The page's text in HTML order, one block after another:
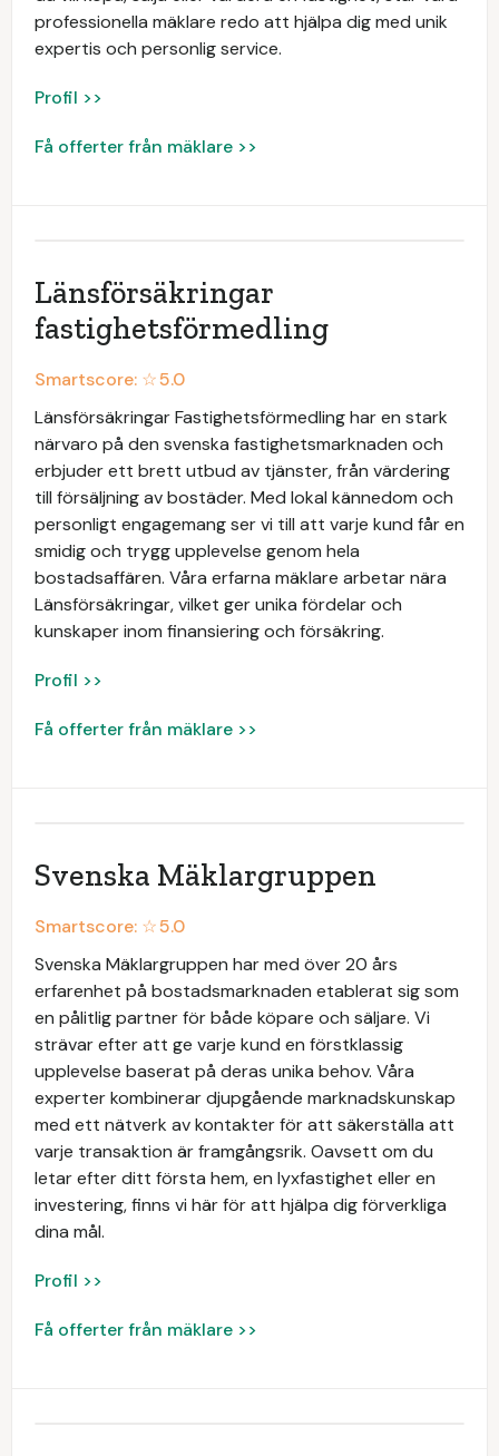
professionella mäklare redo att hjälpa dig med unik
expertis och personlig service.
Profil >>
Få offerter från mäklare >>
Länsförsäkringar
fastighetsförmedling
Smartscore: ☆5.0
Länsförsäkringar Fastighetsförmedling har en stark
närvaro på den svenska fastighetsmarknaden och
erbjuder ett brett utbud av tjänster, från värdering
till försäljning av bostäder. Med lokal kännedom och
personligt engagemang ser vi till att varje kund får en
smidig och trygg upplevelse genom hela
bostadsaffären. Våra erfarna mäklare arbetar nära
Länsförsäkringar, vilket ger unika fördelar och
kunskaper inom finansiering och försäkring.
Profil >>
Få offerter från mäklare >>
Svenska Mäklargruppen
Smartscore: ☆5.0
Svenska Mäklargruppen har med över 20 års
erfarenhet på bostadsmarknaden etablerat sig som
en pålitlig partner för både köpare och säljare. Vi
strävar efter att ge varje kund en förstklassig
upplevelse baserat på deras unika behov. Våra
experter kombinerar djupgående marknadskunskap
med ett nätverk av kontakter för att säkerställa att
varje transaktion är framgångsrik. Oavsett om du
letar efter ditt första hem, en lyxfastighet eller en
investering, finns vi här för att hjälpa dig förverkliga
dina mål.
Profil >>
Få offerter från mäklare >>